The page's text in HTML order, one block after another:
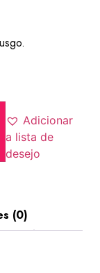
Adicionar
a lista de
desejo
(0)